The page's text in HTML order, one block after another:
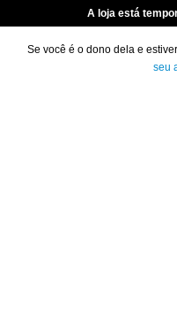
A loja está
Se você é o dono dela e
seu